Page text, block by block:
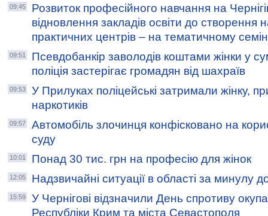
09:45
Розвиток професійного навчання на
відновлення закладів освіти до створення
практичних центрів – на тематичному
09:51
Псевдобанкір заволодів коштами жінки у
поліція застерігає громадян від шахраїв
09:53
У Прилуках поліцейські затримали жінку,
наркотиків
09:57
Автомобіль злочинця конфісковано на
суду
10:01 Понад 30 тис. грн на професію для жінок
12:05 Надзвичайні ситуації в області за минулу
15:59
У Чернігові відзначили День спротиву
Республіки Крим та міста Севастополя